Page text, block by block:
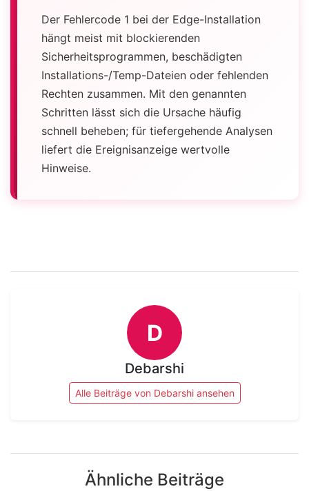
Der Fehlercode 1 bei der Edge-Installation
hängt meist mit blockierenden
Sicherheitsprogrammen, beschädigten
Installations-/Temp-Dateien oder fehlenden
Rechten zusammen. Mit den genannten
Schritten lässt sich die Ursache häufig
schnell beheben; für tiefergehende Analysen
liefert die Ereignisanzeige wertvolle
Hinweise.
D
Debarshi
Alle Beiträge von Debarshi ansehen
Ähnliche Beiträge